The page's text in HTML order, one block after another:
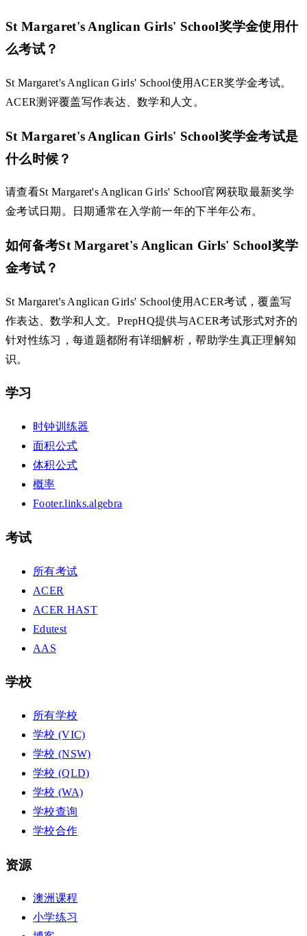
St Margaret's Anglican Girls' School奖学金使用什
么考试？
St Margaret's Anglican Girls' School使用ACER奖学金考试。
ACER测评覆盖写作表达、数学和人文。
St Margaret's Anglican Girls' School奖学金考试是
什么时候？
请查看St Margaret's Anglican Girls' School官网获取最新奖学
金考试日期。日期通常在入学前一年的下半年公布。
如何备考St Margaret's Anglican Girls' School奖学
金考试？
St Margaret's Anglican Girls' School使用ACER考试，覆盖写
作表达、数学和人文。PrepHQ提供与ACER考试形式对齐的
针对性练习，每道题都附有详细解析，帮助学生真正理解知
识。
学习
时钟训练器
面积公式
体积公式
概率
Footer.links.algebra
考试
所有考试
ACER
ACER HAST
Edutest
AAS
学校
所有学校
学校 (VIC)
学校 (NSW)
学校 (QLD)
学校 (WA)
学校查询
学校合作
资源
澳洲课程
小学练习